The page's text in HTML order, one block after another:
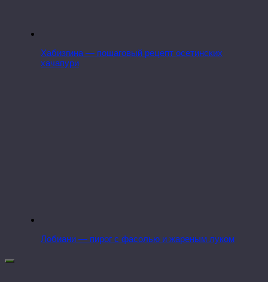
Хабизгина — пошаговый рецепт осетинских
хачапури
Лобиани — пирог с фасолью и жареным луком